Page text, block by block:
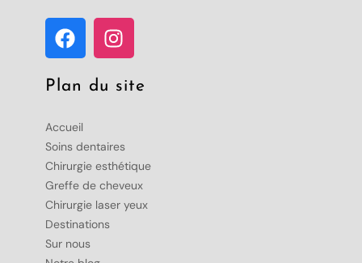
Plan du site
Accueil
Soins dentaires
Chirurgie esthétique
Greffe de cheveux
Chirurgie laser yeux
Destinations
Sur nous